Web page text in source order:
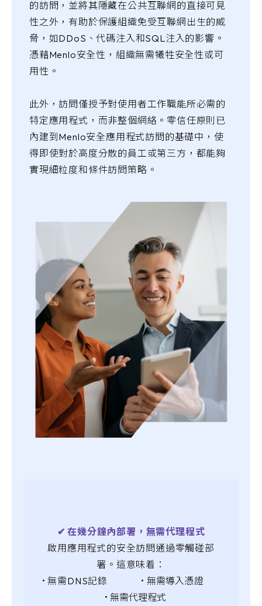
的訪問，並將其隱藏在公共互聯網的直接可見
性之外，有助於保護組織免受互聯網出生的威
脅，如DDoS、代碼注入和SQL注入的影響。
憑藉Menlo安全性，組織無需犧牲安全性或可
用性。
此外，訪問僅授予對使用者工作職能所必需的
特定應用程式，而非整個網絡。零信任原則已
內建到Menlo安全應用程式訪問的基礎中，使
得即使對於高度分散的員工或第三方，都能夠
實現細粒度和條件訪問策略。
✔︎ 在幾分鐘內部署，無需代理程式
啟用應用程式的安全訪問通過零觸碰部
署。這意味着：
• 無需DNS記錄 • 無需導入憑證
• 無需代理程式